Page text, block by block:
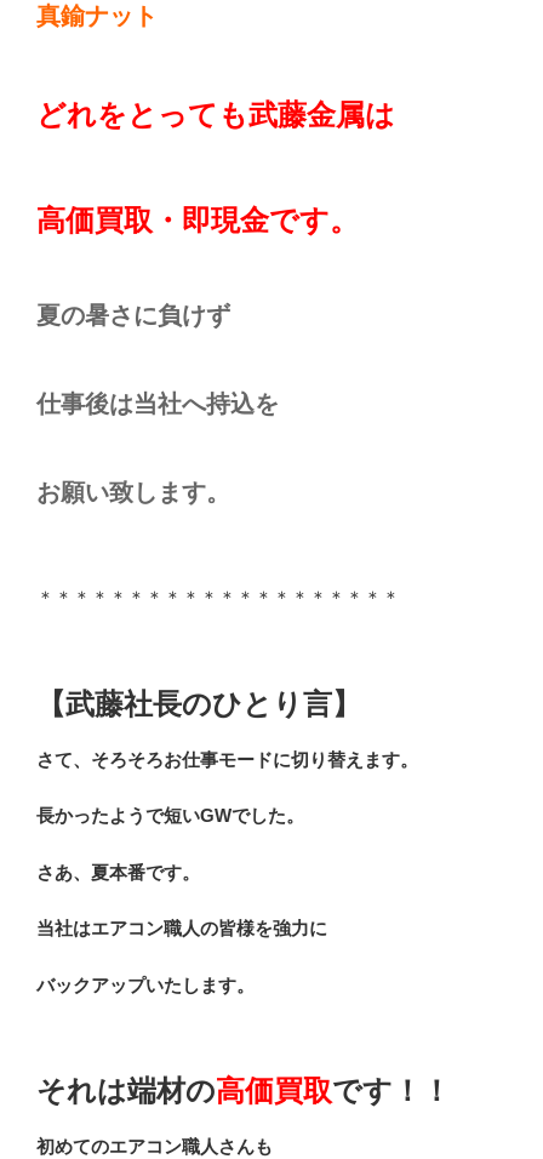
真鍮ナット
どれをとっても武藤金属は
高価買取・即現金です。
夏の暑さに負けず
仕事後は当社へ持込を
お願い致します。
＊＊＊＊＊＊＊＊＊＊＊＊＊＊＊＊＊＊＊＊
【武藤社長のひとり言】
さて、そろそろお仕事モードに切り替えます。
長かったようで短いGWでした。
さあ、夏本番です。
当社はエアコン職人の皆様を強力に
バックアップいたします。
それは端材の高価買取です！！
初めてのエアコン職人さんも